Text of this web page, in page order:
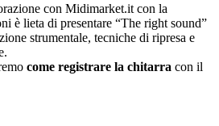
con Midimarket.it con la
è lieta di presentare “The right sound”
strumentale, tecniche di ripresa e
come registrare la chitarra con il